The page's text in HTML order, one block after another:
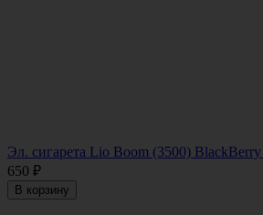
Эл. сигарета Lio Boom (3500)
650 ₽
В корзину